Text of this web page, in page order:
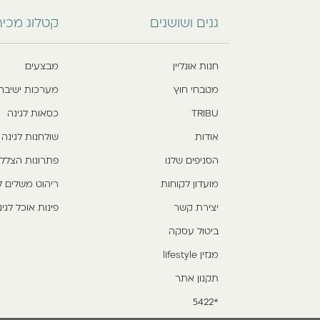
גנים ושושנים
חנות אונליין
מטבחי חוץ
TRIBU
אודות
הסניפים שלנו
מועדון לקוחות
יצירת קשר
ביטול עסקה
מגזין lifestyle
תקנון אתר
*5422
קטלוג
מבצעים
מערכות
כסאות לגינה
שולחנות לגינה
פתרונות
ריהוט משלים
פינות אוכל